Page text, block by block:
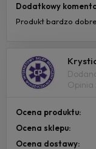
Dodatkowy
Produkt bardzo
Opinia
Ocena produktu:
Ocena sklepu:
Ocena dostawy: